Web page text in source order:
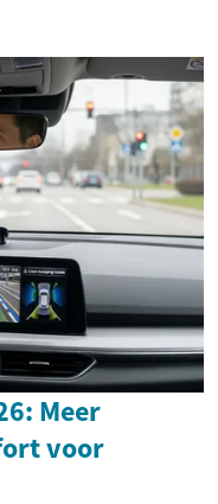
Meer
voor